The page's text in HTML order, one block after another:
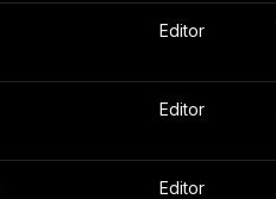
Editor
Editor
Editor